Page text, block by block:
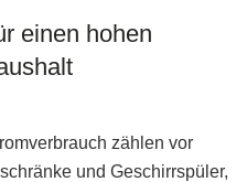
einen hohen
zählen vor
und Geschirrspüler,